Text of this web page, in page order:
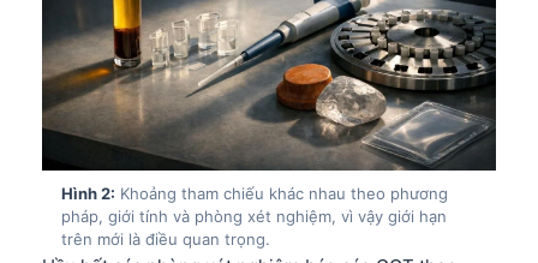
Hình 2: Khoảng tham chiếu khác nhau theo phương
pháp, giới tính và phòng xét nghiệm, vì vậy giới hạn
trên mới là điều quan trọng.